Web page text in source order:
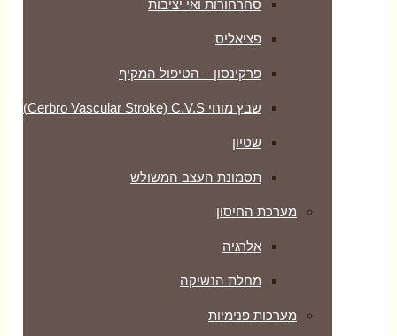
סחרחורות ואי יציבות
פציאליס
פרקינסון – הטיפול המקיף
שבץ מוחי Cerbro Vascular Stroke) C.V.S)
שטיון
תסמונת העצב המשולש
מערכת החיסון
אלרגיה
מחלת הנשיקה
מערכות פנימיות